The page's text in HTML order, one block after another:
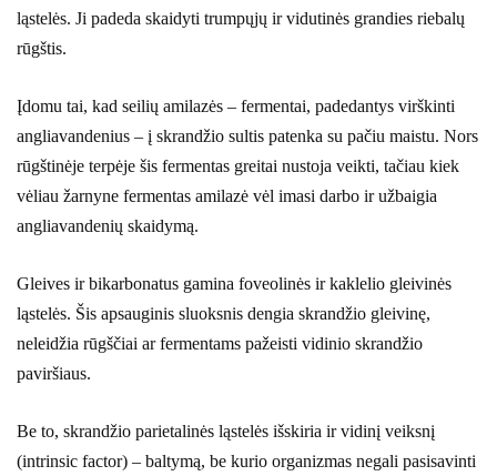
ląstelės. Ji padeda skaidyti trumpųjų ir vidutinės grandies riebalų
rūgštis.
Įdomu tai, kad seilių amilazės – fermentai, padedantys virškinti
angliavandenius – į skrandžio sultis patenka su pačiu maistu. Nors
rūgštinėje terpėje šis fermentas greitai nustoja veikti, tačiau kiek
vėliau žarnyne fermentas amilazė vėl imasi darbo ir užbaigia
angliavandenių skaidymą.
Gleives ir bikarbonatus gamina foveolinės ir kaklelio gleivinės
ląstelės. Šis apsauginis sluoksnis dengia skrandžio gleivinę,
neleidžia rūgščiai ar fermentams pažeisti vidinio skrandžio
paviršiaus.
Be to, skrandžio parietalinės ląstelės išskiria ir vidinį veiksnį
(intrinsic factor) – baltymą, be kurio organizmas negali pasisavinti